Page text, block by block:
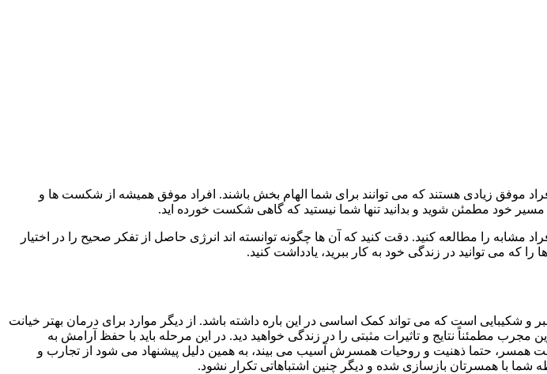
موفق زیادی هستند که می توانند برای شما الهام بخش باشند. افراد موفق همیشه از شکست ها و
خود مطمئن شوید و بدانید تنها شما نیستید که گاهی شکست خورده اید.
مشابه را مطالعه کنید. دقت کنید که آن ها چگونه توانسته اند انرژی حاصل از تفکر صحیح را در اختیار
که می توانید در زندگی خود به کار ببرید، یادداشت کنید.
شکیبایی است که می تواند کمک اساسی در این باره داشته باشد. از دیگر موارد برای درمان بهتر خیانت
مطمئناً نتایج و تاثیرات مثبتی را در زندگی خواهید دید. در این مرحله باید با حفظ آرامش به
همسر، حتما ذهنیت و روحیات همسرش آسیب می بیند، به همین دلیل پیشنهاد می شود از تجارب و
شما با همسرتان بازسازی شده و دیگر چنین اشتباهاتی تکرار نشود.